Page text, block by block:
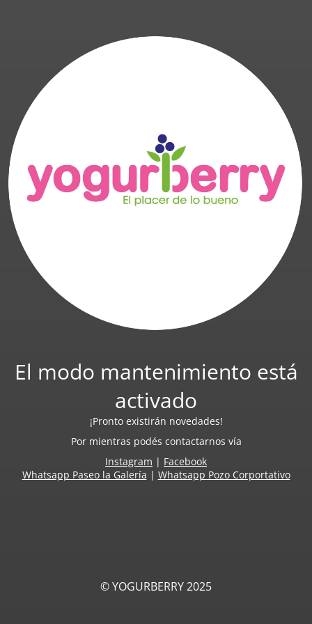
El modo mantenimiento está
activado
¡Pronto existirán novedades!
Por mientras podés contactarnos vía
Instagram | Facebook
Whatsapp Paseo la Galería | Whatsapp Pozo Corportativo
© YOGURBERRY 2025